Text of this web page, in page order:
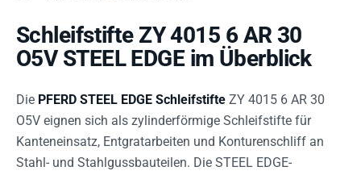
Schleifstifte ZY 4015 6 AR 30
O5V STEEL EDGE im Überblick
Die PFERD STEEL EDGE Schleifstifte ZY 4015 6 AR 30
O5V eignen sich als zylinderförmige Schleifstifte für
Kanteneinsatz, Entgratarbeiten und Konturenschliff an
Stahl- und Stahlgussbauteilen. Die STEEL EDGE-